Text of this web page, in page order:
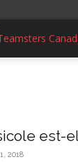
est-
2018